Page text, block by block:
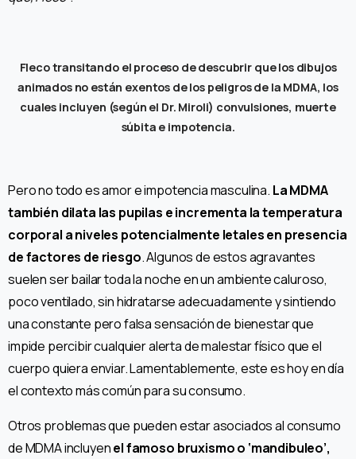
Fleco transitando el proceso de descubrir que los dibujos
animados no están exentos de los peligros de la MDMA, los
cuales incluyen (según el Dr. Miroli) convulsiones, muerte
súbita e impotencia.
Pero no todo es amor e impotencia masculina. La MDMA
también dilata las pupilas e incrementa la temperatura
corporal a niveles potencialmente letales en presencia
de factores de riesgo. Algunos de estos agravantes
suelen ser bailar toda la noche en un ambiente caluroso,
poco ventilado, sin hidratarse adecuadamente y sintiendo
una constante pero falsa sensación de bienestar que
impide percibir cualquier alerta de malestar físico que el
cuerpo quiera enviar. Lamentablemente, este es hoy en día
el contexto más común para su consumo.
Otros problemas que pueden estar asociados al consumo
de MDMA incluyenel famoso bruxismo o ‘mandibuleo’,